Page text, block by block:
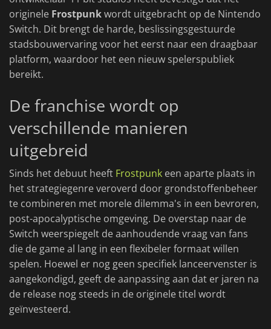
originele Frostpunkwordt uitgebracht op de Nintendo
Switch. Dit brengt de harde, beslissingsgestuurde
stadsbouwervaring voor het eerst naar een draagbaar
platform, waardoor het een nieuw spelerspubliek
bereikt.
De franchise wordt op
verschillende manieren
uitgebreid
Sinds het debuut heeft Frostpunk een aparte plaats in
het strategiegenre veroverd door grondstoffenbeheer
te combineren met morele dilemma's in een bevroren,
post-apocalyptische omgeving. De overstap naar de
Switch weerspiegelt de aanhoudende vraag van fans
die de game al lang in een flexibeler formaat willen
spelen. Hoewel er nog geen specifiek lanceervenster is
aangekondigd, geeft de aanpassing aan dat er jaren na
de release nog steeds in de originele titel wordt
geïnvesteerd.